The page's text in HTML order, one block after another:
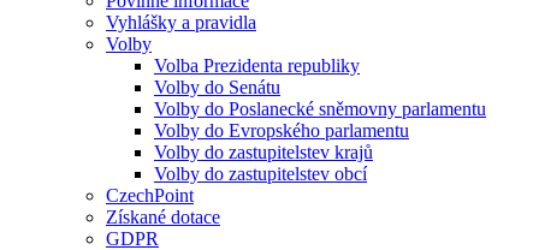
Vyhlášky a pravidla
Volby
Volba Prezidenta republiky
Volby do Senátu
Volby do Poslanecké sněmovny parlamentu
Volby do Evropského parlamentu
Volby do zastupitelstev krajů
Volby do zastupitelstev obcí
CzechPoint
Získané dotace
GDPR